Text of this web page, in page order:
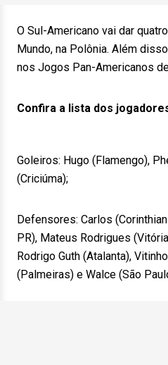
O Sul-Americano vai dar
Mundo, na Polônia. Além
nos Jogos Pan-Americanos
Confira a lista dos
Goleiros: Hugo (Flamengo),
(Criciúma);
Defensores: Carlos
PR), Mateus Rodrigues
Rodrigo Guth (Atalanta),
(Palmeiras) e Walce (São